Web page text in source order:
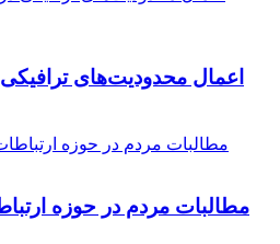
اعمال محدودیت‌های ترافیکی
مطالبات مردم در حوزه